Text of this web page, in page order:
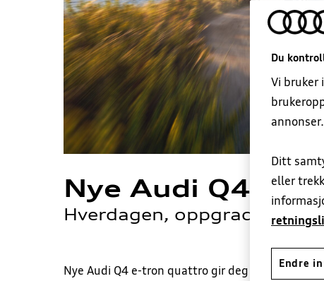
Nye Audi Q4 e-
Hverdagen, oppgradert.
Nye Audi Q4 e-tron quattro gir deg opptil 557
Du
Vi bruker
annonser.
Ditt
eller
Endre